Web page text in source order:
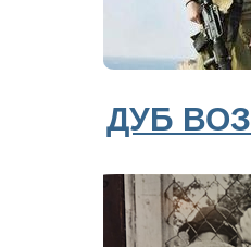
ДУБ